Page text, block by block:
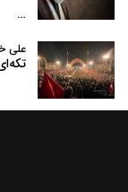
…
علی